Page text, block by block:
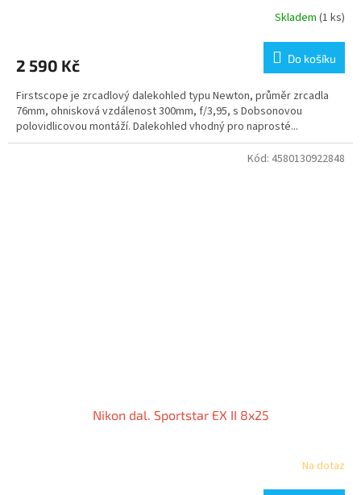
Skladem (1 ks)
2 590 Kč Do košíku
Firstscope je zrcadlový dalekohled typu Newton, průměr zrcadla
76mm, ohnisková vzdálenost 300mm, f/3,95, s Dobsonovou
polovidlicovou montáží. Dalekohled vhodný pro naprosté...
Nikon dal. Sportstar EX II 8x25
Na dotaz
Kód: 4580130922848